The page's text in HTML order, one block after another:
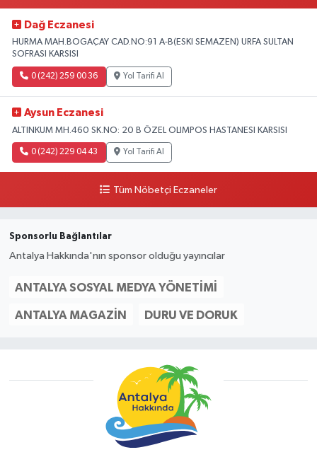
Dağ Eczanesi
HURMA MAH.BOGAÇAY CAD.NO:91 A-B(ESKI SEMAZEN) URFA SULTAN
SOFRASI KARSISI
0 (242) 259 00 36 Yol Tarifi Al
Aysun Eczanesi
ALTINKUM MH.460 SK.NO: 20 B ÖZEL OLIMPOS HASTANESI KARSISI
0 (242) 229 04 43 Yol Tarifi Al
Tüm Nöbetçi Eczaneler
Sponsorlu Bağlantılar
Antalya Hakkında'nın sponsor olduğu yayıncılar
ANTALYA SOSYAL MEDYA YÖNETIMI
ANTALYA MAGAZIN DURU VE DORUK